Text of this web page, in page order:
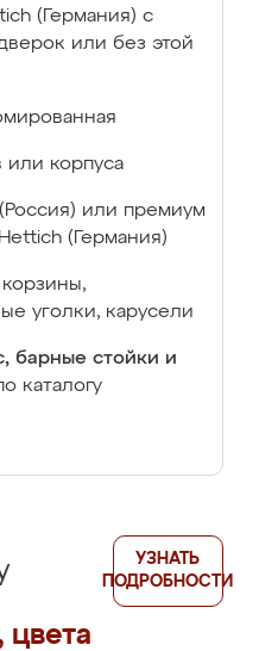
(Германия) с
или без этой
или корпуса
(Россия) или премиум
(Германия)
уголки, карусели
барные стойки и
каталогу
УЗНАТЬ
ПОДРОБНОСТИ